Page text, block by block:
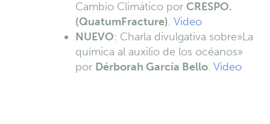
Cambio Climático por CRESPO.
(QuatumFracture). Video
NUEVO: Charla divulgativa sobre»La
química al auxilio de los océanos»
por Dérborah García Bello. Video